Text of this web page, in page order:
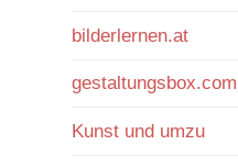
bilderlernen.at
gestaltungsbox.com
Kunst und umzu